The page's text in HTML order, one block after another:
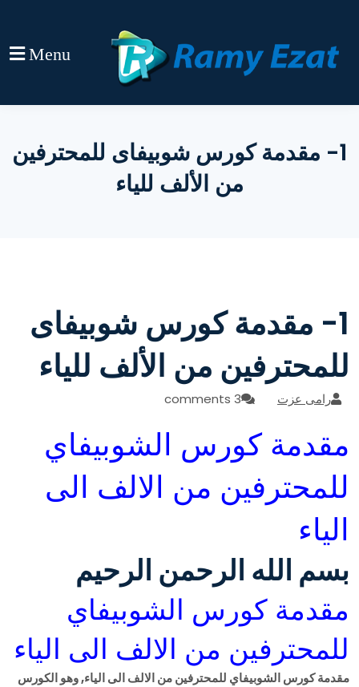
Menu
1- مقدمة كورس شوبيفاى للمحترفين
من الألف للياء
1- مقدمة كورس شوبيفاى
للمحترفين من الألف للياء
رامى عزت 3 comments
مقدمة كورس الشوبيفاي
للمحترفين من الالف الى
الياء
بسم الله الرحمن الرحيم
مقدمة كورس الشوبيفاي
للمحترفين من الالف الى الياء
مقدمة كورس الشوبيفاي للمحترفين من الالف الى الياء, وهو الكورس